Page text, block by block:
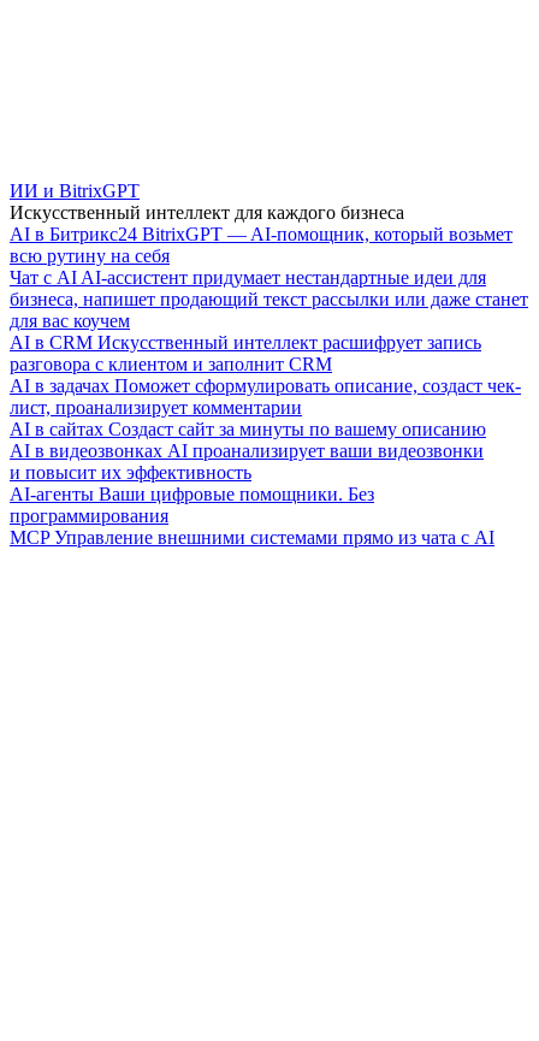
ИИ и BitrixGPT
Искусственный интеллект для каждого бизнеса
AI в Битрикс24 BitrixGPT — AI-помощник, который возьмет
всю рутину на себя
Чат с AI AI-ассистент придумает нестандартные идеи для
бизнеса, напишет продающий текст рассылки или даже станет
для вас коучем
AI в CRM Искусственный интеллект расшифрует запись
разговора с клиентом и заполнит CRM
AI в задачах Поможет сформулировать описание, создаст чек-
лист, проанализирует комментарии
AI в сайтах Создаст сайт за минуты по вашему описанию
AI в видеозвонках AI проанализирует ваши видеозвонки
и повысит их эффективность
AI-агенты Ваши цифровые помощники. Без
программирования
MCP Управление внешними системами прямо из чата с AI